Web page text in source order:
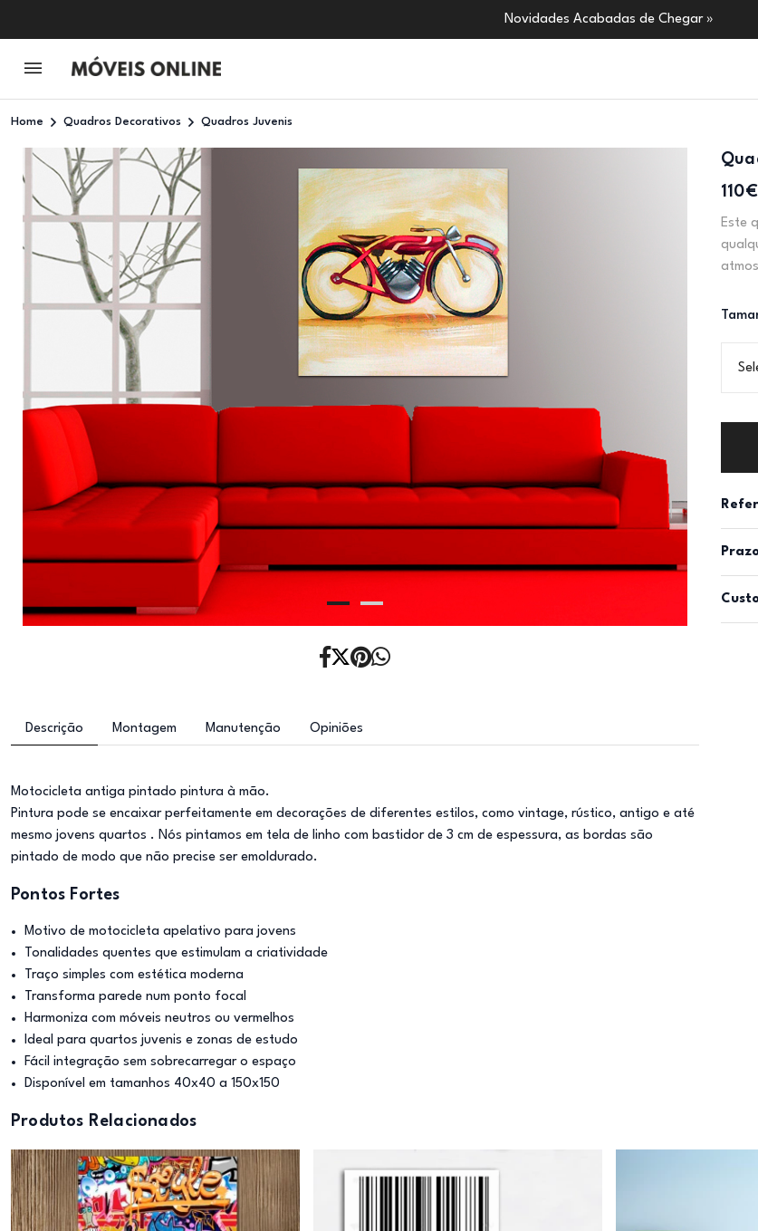
Novidades Acabadas de Chegar »
Home Quadros Decorativos Quadros Juvenis
110€
Este
Descrição Montagem Manutenção Opiniões
Motocicleta antiga pintado pintura à mão.
Pintura pode se encaixar perfeitamente em decorações de diferentes estilos, como vintage, rústico, antigo e até
mesmo jovens quartos . Nós pintamos em tela de linho com bastidor de 3 cm de espessura, as bordas são
pintado de modo que não precise ser emoldurado.
Pontos Fortes
Motivo de motocicleta apelativo para jovens
Tonalidades quentes que estimulam a criatividade
Traço simples com estética moderna
Transforma parede num ponto focal
Harmoniza com móveis neutros ou vermelhos
Ideal para quartos juvenis e zonas de estudo
Fácil integração sem sobrecarregar o espaço
Disponível em tamanhos 40x40 a 150x150
Produtos Relacionados